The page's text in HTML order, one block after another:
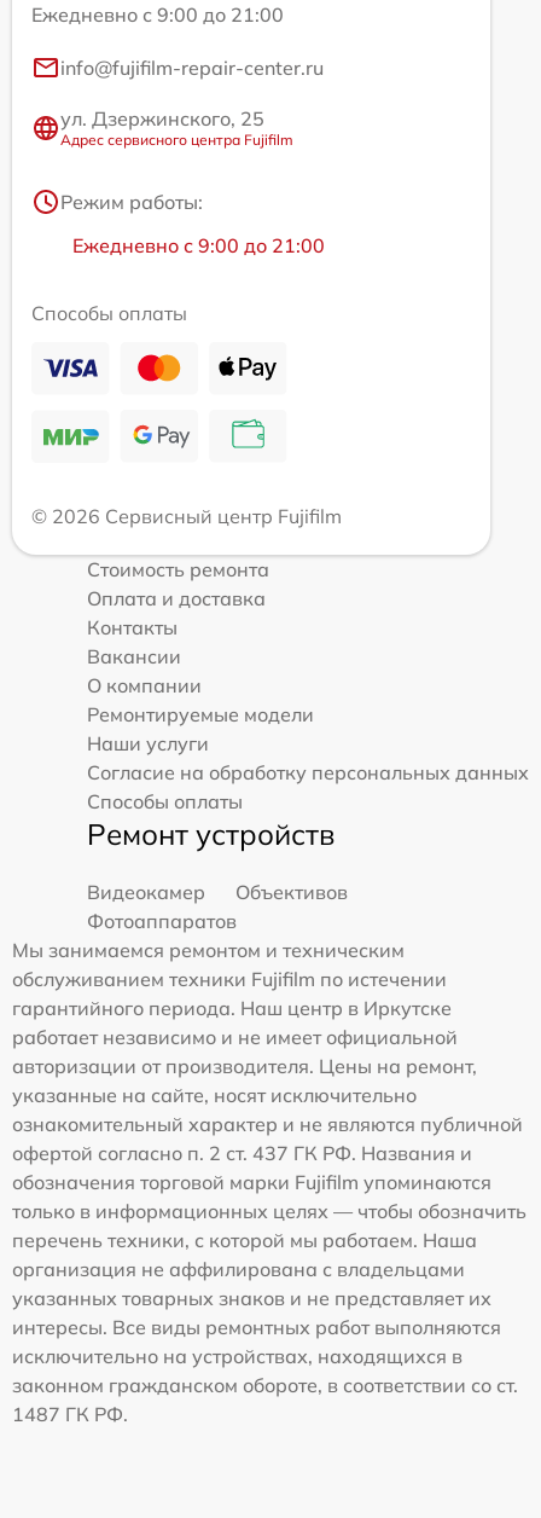
Ежедневно с 9:00 до 21:00
info@fujifilm-repair-center.ru
ул. Дзержинского, 25
Адрес сервисного центра Fujifilm
Режим работы:
Ежедневно с 9:00 до 21:00
Способы оплаты
© 2026 Сервисный центр Fujifilm
Стоимость ремонта
Оплата и доставка
Контакты
Вакансии
О компании
Ремонтируемые модели
Наши услуги
Согласие на обработку персональных данных
Способы оплаты
Ремонт устройств
Видеокамер
Объективов
Фотоаппаратов
Мы занимаемся ремонтом и техническим
обслуживанием техники Fujifilm по истечении
гарантийного периода. Наш центр в Иркутске
работает независимо и не имеет официальной
авторизации от производителя. Цены на ремонт,
указанные на сайте, носят исключительно
ознакомительный характер и не являются публичной
офертой согласно п. 2 ст. 437 ГК РФ. Названия и
обозначения торговой марки Fujifilm упоминаются
только в информационных целях — чтобы обозначить
перечень техники, с которой мы работаем. Наша
организация не аффилирована с владельцами
указанных товарных знаков и не представляет их
интересы. Все виды ремонтных работ выполняются
исключительно на устройствах, находящихся в
законном гражданском обороте, в соответствии со ст.
1487 ГК РФ.